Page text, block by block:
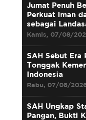
Jumat Penuh
Perkuat Iman
sebagai
Kamis, 07/08/
SAH Sebut Era
Tonggak
Indonesia
Rabu, 07/08/
SAH Ungkap
Pangan, Bukti